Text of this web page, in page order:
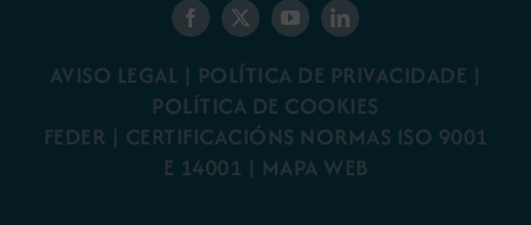
AVISO LEGAL | POLÍTICA DE PRIVACIDADE |
POLÍTICA DE COOKIES
FEDER | CERTIFICACIÓNS NORMAS ISO 9001
E 14001 | MAPA WEB